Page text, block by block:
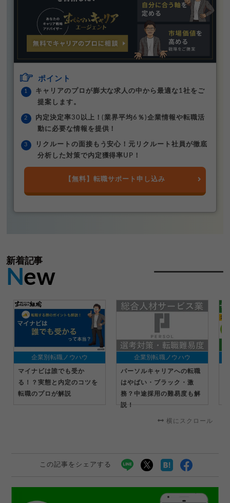
ポイント
キャリアのプロが膨大な求人の中から最適な1社をご
提案します。
内定決定率30以上！(業界平均6％)企業情報や転職活
動に必要な情報を提供！
リクルートの面接もう安心！元リクルート社員が徹底
分析した対策で内定獲得率UP！
【無料】転職サポート申し込み
新着記事
New
企業別転職ノウハウ
マイナビは誰でも受か
る！？実態と内定のコツを
転職のプロが解説
企業別転職ノウハウ
パーソルキャリアへの転職
はやばい・ブラック・激
務？中途採用の難易度も解
説！
横にスクロール
この記事をシェアする